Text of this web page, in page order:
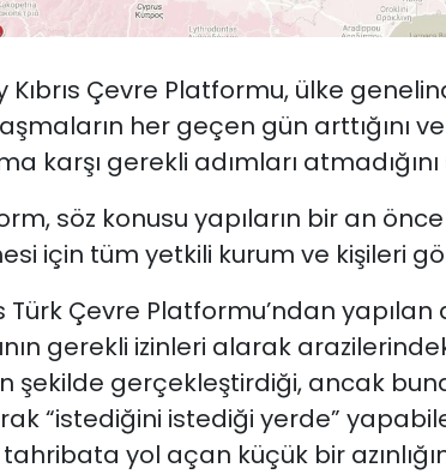
Kıbrıs Çevre Platformu, ülke
her geçen gün arttığını
karşı gerekli adımları
söz konusu yapıların bir an
için tüm yetkili kurum ve kişileri
Türk Çevre Platformu’ndan
gerekli izinleri alarak
şekilde gerçekleştirdiği, ancak
“istediğini istediği yerde”
yol açan küçük bir